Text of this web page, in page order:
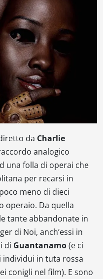
da Charlie
analogico
una folla di operai che
per recarsi in
meno di dieci
operaio. Da quella
tante abbandonate in
di Noi, anch’essi in
di Guantanamo(e ci
in tuta rossa
conigli nel film). E sono